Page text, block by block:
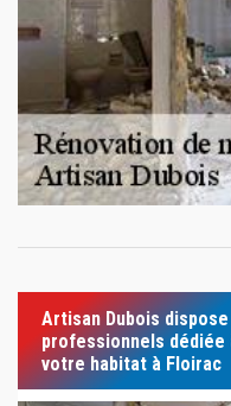
Artisan Dubois dispose
professionnels
votre habitat à Floirac